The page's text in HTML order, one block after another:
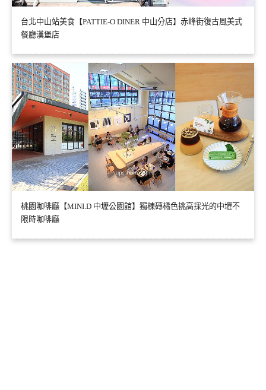
台北中山站美食【PATTIE-O DINER 中山分店】赤峰街復古風美式
餐廳漢堡店
桃園咖啡廳【MINI.D 中壢公園館】獨棟磚橘色挑高採光的中壢不
限時咖啡廳